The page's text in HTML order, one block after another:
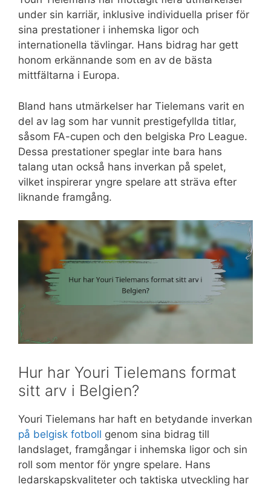
under sin karriär, inklusive individuella priser för
sina prestationer i inhemska ligor och
internationella tävlingar. Hans bidrag har gett
honom erkännande som en av de bästa
mittfältarna i Europa.
Bland hans utmärkelser har Tielemans varit en
del av lag som har vunnit prestigefyllda titlar,
såsom FA-cupen och den belgiska Pro League.
Dessa prestationer speglar inte bara hans
talang utan också hans inverkan på spelet,
vilket inspirerar yngre spelare att sträva efter
liknande framgång.
Hur har Youri Tielemans format
sitt arv i Belgien?
Youri Tielemans har haft en betydande inverkan
på belgisk fotboll genom sina bidrag till
landslaget, framgångar i inhemska ligor och sin
roll som mentor för yngre spelare. Hans
ledarskapskvaliteter och taktiska utveckling har